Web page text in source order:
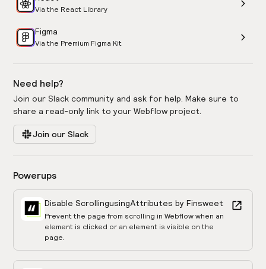
Via the React Library
Figma
Via the Premium Figma Kit
Need help?
Join our Slack community and ask for help. Make sure to
share a read-only link to your Webflow project.
Join our Slack
Powerups
Disable ScrollingusingAttributes by Finsweet
Prevent the page from scrolling in Webflow when an
element is clicked or an element is visible on the
page.